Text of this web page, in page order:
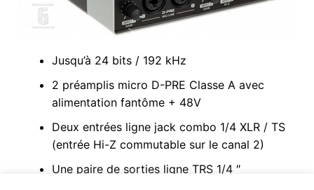
Jusqu’à 24 bits / 192 kHz
2 préamplis micro D-PRE Classe A avec
alimentation fantôme + 48V
Deux entrées ligne jack combo 1/4 XLR / TS
(entrée Hi-Z commutable sur le canal 2)
Une paire de sorties ligne TRS 1/4 ″